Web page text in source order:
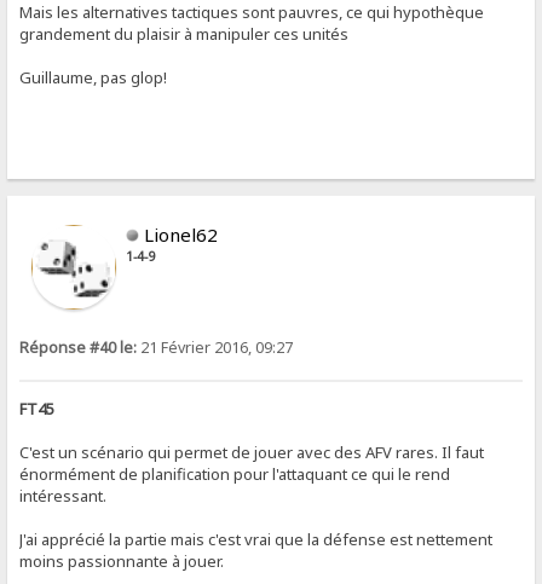
Mais les alternatives tactiques sont pauvres, ce qui hypothèque
grandement du plaisir à manipuler ces unités
Guillaume, pas glop!
Lionel62
1-4-9
Réponse #40 le: 21 Février 2016, 09:27
FT45
C'est un scénario qui permet de jouer avec des AFV rares. Il faut
énormément de planification pour l'attaquant ce qui le rend
intéressant.
J'ai apprécié la partie mais c'est vrai que la défense est nettement
moins passionnante à jouer.